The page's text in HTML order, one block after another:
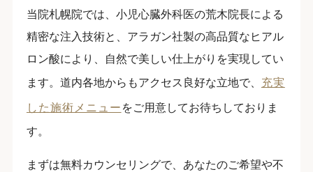
当院札幌院では、小児心臓外科医の荒木院長による
精密な注入技術と、アラガン社製の高品質なヒアル
ロン酸により、自然で美しい仕上がりを実現してい
ます。道内各地からもアクセス良好な立地で、 充実
した施術メニュー をご用意してお待ちしておりま
す。
まずは無料カウンセリングで、あなたのご希望や不